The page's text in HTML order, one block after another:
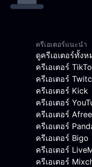
ครีเอเตอร์แนะนำ
ดูครีเอเตอร์ทั้ง
ครีเอเตอร์
ครีเอเตอร์
ครีเอเตอร์ Kick
ครีเอเตอร์
ครีเอเตอร์
ครีเอเตอร์
ครีเอเตอร์ Bigo
ครีเอเตอร์
ครีเอเตอร์